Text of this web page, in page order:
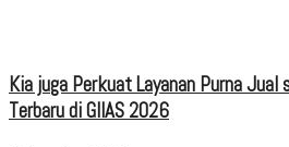
Kia juga Perkuat Layanan Purna Jual
Terbaru di GIIAS 2026